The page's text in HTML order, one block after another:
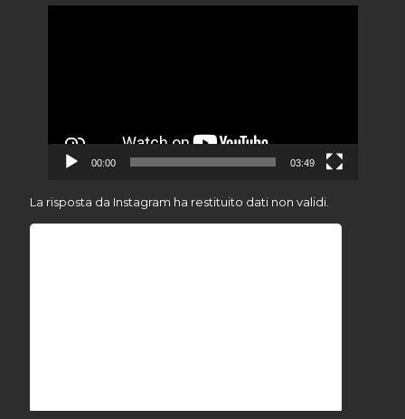
00:00 03:49
La risposta da Instagram ha restituito dati non validi.